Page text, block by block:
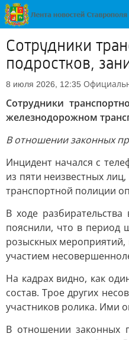
Сотрудники
подростков,
8 июля 2026, 12:35
Сотрудники
железнодорожном
В отношении законных
Инцидент начался с
из пяти неизвестных
транспортной полиции
В ходе
пояснили, что в период
розыскных мероприятий,
участием
На кадрах видно, как
состав. Трое других
участников ролика. Ими
В отношении законных